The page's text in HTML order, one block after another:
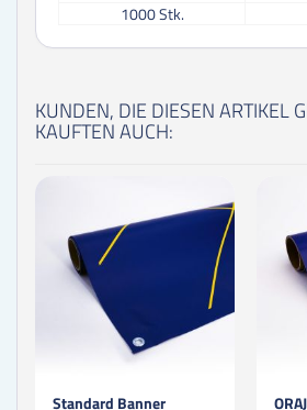
1000Stk.
KUNDEN, DIE DIESEN ARTIKEL
KAUFTEN AUCH:
Standard Banner